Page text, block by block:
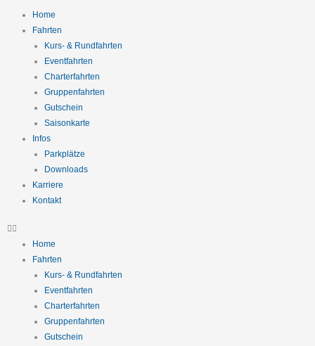
Home
Fahrten
Kurs- & Rundfahrten
Eventfahrten
Charterfahrten
Gruppenfahrten
Gutschein
Saisonkarte
Infos
Parkplätze
Downloads
Karriere
Kontakt
Home
Fahrten
Kurs- & Rundfahrten
Eventfahrten
Charterfahrten
Gruppenfahrten
Gutschein